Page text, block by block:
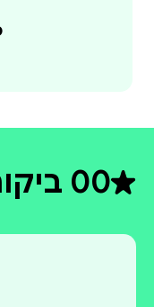
0דירוג
0 ביקורות